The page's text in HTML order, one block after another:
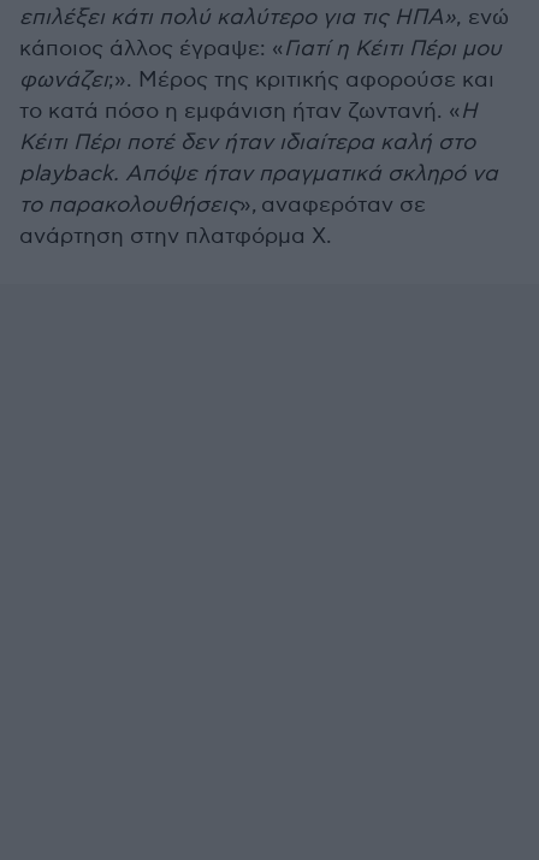
επιλέξει κάτι πολύ καλύτερο για τις ΗΠΑ», ενώ
κάποιος άλλος έγραψε: «Γιατί η Κέιτι Πέρι μου
φωνάζει;». Μέρος της κριτικής αφορούσε και
το κατά πόσο η εμφάνιση ήταν ζωντανή. «Η
Κέιτι Πέρι ποτέ δεν ήταν ιδιαίτερα καλή στο
playback. Απόψε ήταν πραγματικά σκληρό να
το παρακολουθήσεις», αναφερόταν σε
ανάρτηση στην πλατφόρμα Χ.